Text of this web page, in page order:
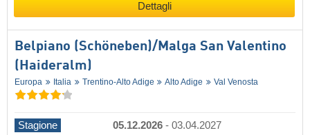
Dettagli
Belpiano (Schöneben)/​Malga San Valentino
(Haideralm)
Europa Italia Trentino-Alto Adige Alto Adige Val Venosta
Stagione 05.12.2026 - 03.04.2027